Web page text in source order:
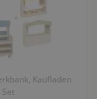
Kaufladen